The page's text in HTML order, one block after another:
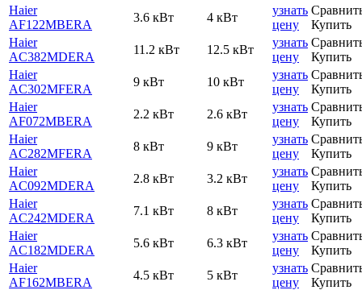
Haier
AF122MBERA
3.6 кВт 4 кВт
узнать
цену
Купить
Haier
AC382MDERA
11.2 кВт 12.5 кВт
узнать
цену
Купить
Haier
AC302MFERA
9 кВт 10 кВт
узнать
цену
Купить
Haier
AF072MBERA
2.2 кВт 2.6 кВт
узнать
цену
Купить
Haier
AC282MFERA
8 кВт 9 кВт
узнать
цену
Купить
Haier
AC092MDERA
2.8 кВт 3.2 кВт
узнать
цену
Купить
Haier
AC242MDERA
7.1 кВт 8 кВт
узнать
цену
Купить
Haier
AC182MDERA
5.6 кВт 6.3 кВт
узнать
цену
Купить
Haier
AF162MBERA
4.5 кВт 5 кВт
узнать
цену
Купить